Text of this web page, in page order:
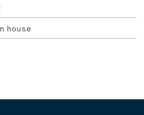
house